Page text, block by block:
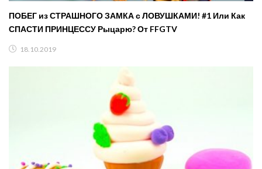
ПОБЕГ из СТРАШНОГО ЗАМКА с ЛОВУШКАМИ! #1 Или Как
СПАСТИ ПРИНЦЕССУ Рыцарю? От FFGTV
18.10.2019